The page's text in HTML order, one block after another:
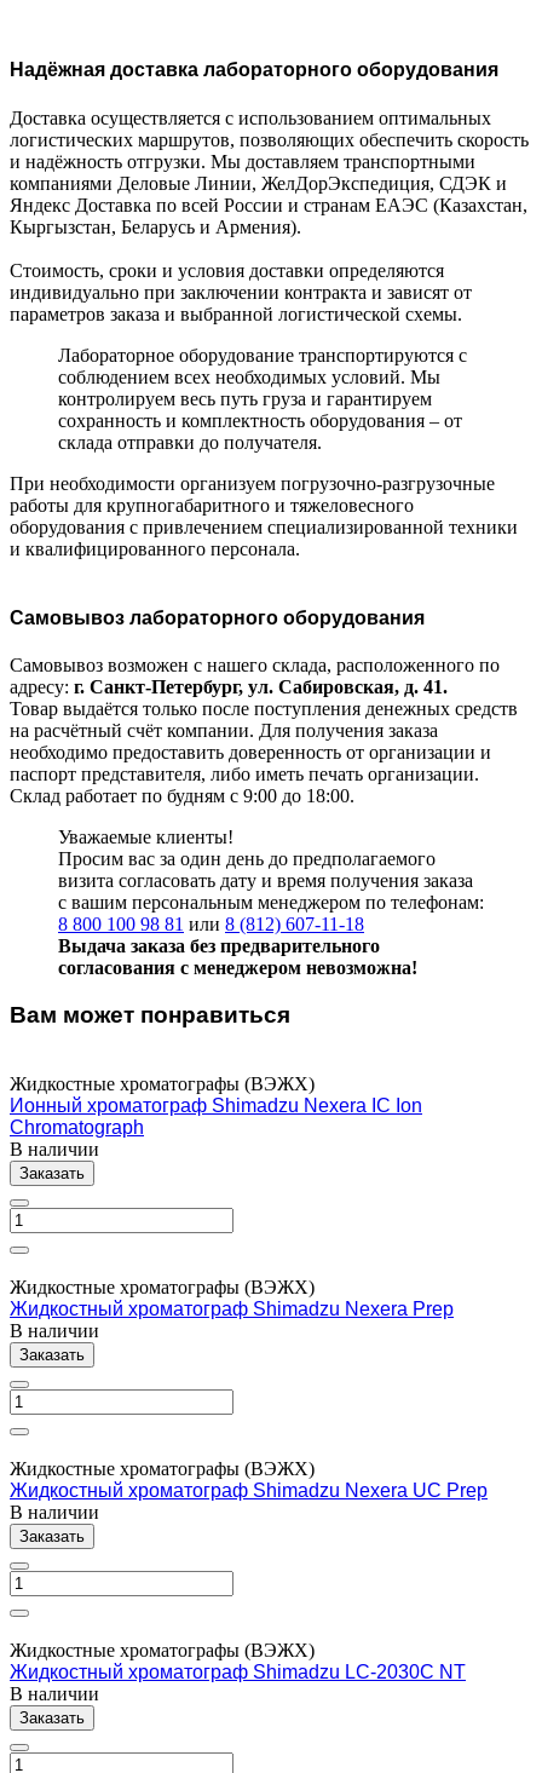
Надёжная доставка лабораторного оборудования
Доставка осуществляется с использованием оптимальных
логистических маршрутов, позволяющих обеспечить скорость
и надёжность отгрузки. Мы доставляем транспортными
компаниями Деловые Линии, ЖелДорЭкспедиция, СДЭК и
Яндекс Доставка по всей России и странам ЕАЭС (Казахстан,
Кыргызстан, Беларусь и Армения).
Стоимость, сроки и условия доставки определяются
индивидуально при заключении контракта и зависят от
параметров заказа и выбранной логистической схемы.
Лабораторное оборудование транспортируются с
соблюдением всех необходимых условий. Мы
контролируем весь путь груза и гарантируем
сохранность и комплектность оборудования – от
склада отправки до получателя.
При необходимости организуем погрузочно-разгрузочные
работы для крупногабаритного и тяжеловесного
оборудования с привлечением специализированной техники
и квалифицированного персонала.
Самовывоз лабораторного оборудования
Самовывоз возможен с нашего склада, расположенного по
адресу: г. Санкт-Петербург, ул. Сабировская, д. 41.
Товар выдаётся только после поступления денежных средств
на расчётный счёт компании. Для получения заказа
необходимо предоставить доверенность от организации и
паспорт представителя, либо иметь печать организации.
Склад работает по будням с 9:00 до 18:00.
Уважаемые клиенты!
Просим вас за один день до предполагаемого
визита согласовать дату и время получения заказа
с вашим персональным менеджером по телефонам:
8 800 100 98 81 или 8 (812) 607-11-18
Выдача заказа без предварительного
согласования с менеджером невозможна!
Вам может понравиться
Жидкостные хроматографы (ВЭЖХ)
Ионный хроматограф Shimadzu Nexera IC Ion
Chromatograph
В наличии
Заказать
Жидкостные хроматографы (ВЭЖХ)
Жидкостный хроматограф Shimadzu Nexera Prep
В наличии
Заказать
Жидкостные хроматографы (ВЭЖХ)
Жидкостный хроматограф Shimadzu Nexera UC Prep
В наличии
Заказать
Жидкостные хроматографы (ВЭЖХ)
Жидкостный хроматограф Shimadzu LC-2030C NT
В наличии
Заказать